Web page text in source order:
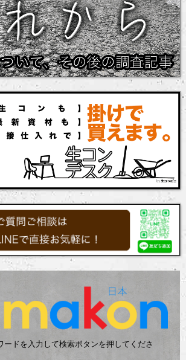
ードを入力して検索ボタンを押してくださ